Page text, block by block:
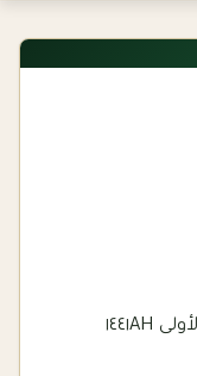
Wed ٢٧ جمادى الأولى ١٤٤١AH